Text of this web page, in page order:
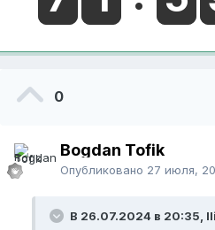
0
Bogdan Tofik
Опубликовано 27 июля,
В 26.07.2024 в 20:35,